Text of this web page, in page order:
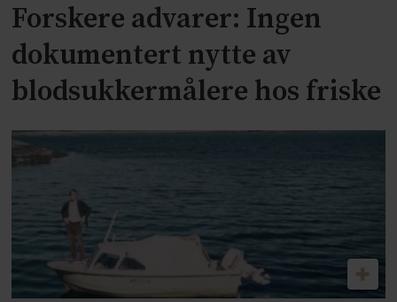
Forskere advarer: Ingen
dokumentert nytte av
blodsukkermålere hos friske